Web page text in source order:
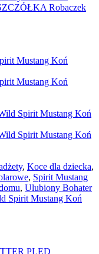
Robaczek
, Koce dla dziecka,
, Spirit Mustang
, Ulubiony Bohater
Spirit Mustang Koń